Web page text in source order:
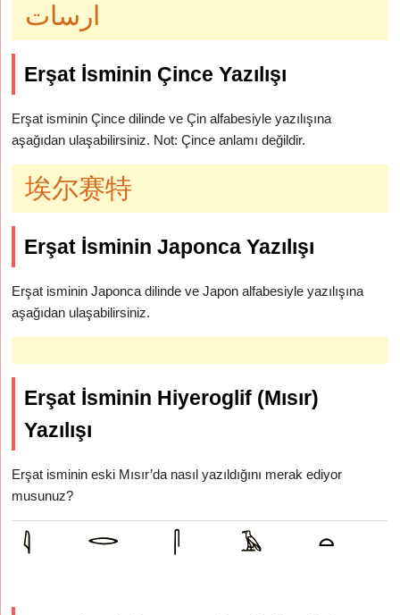
ارسات
Erşat İsminin Çince Yazılışı
Erşat isminin Çince dilinde ve Çin alfabesiyle yazılışına
aşağıdan ulaşabilirsiniz. Not: Çince anlamı değildir.
埃尔赛特
Erşat İsminin Japonca Yazılışı
Erşat isminin Japonca dilinde ve Japon alfabesiyle yazılışına
aşağıdan ulaşabilirsiniz.
Erşat İsminin Hiyeroglif (Mısır)
Yazılışı
Erşat isminin eski Mısır’da nasıl yazıldığını merak ediyor
musunuz?